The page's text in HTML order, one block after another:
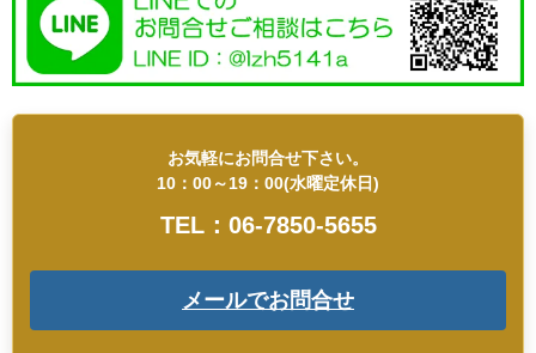
お気軽にお問合せ下さい。
10：00～19：00(水曜定休日)
TEL：06-7850-5655
メールでお問合せ